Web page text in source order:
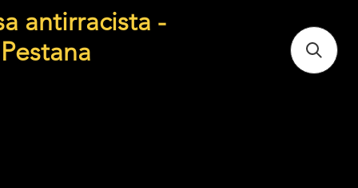
antirracista -